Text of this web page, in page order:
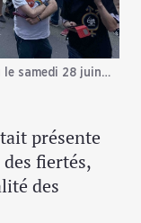
le samedi 28 juin…
présente
fiertés,
des